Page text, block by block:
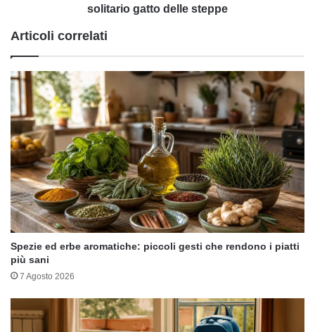
delle
solitario gatto delle steppe
Articoli correlati
Spezie ed erbe aromatiche: piccoli gesti che rendono i piatti
più sani
7 Agosto 2026